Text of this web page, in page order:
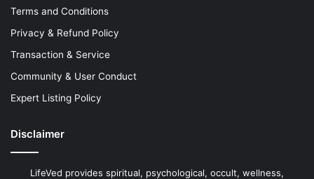
Terms and Conditions
Privacy & Refund Policy
Transaction & Service
Community & User Conduct
Expert Listing Policy
Disclaimer
LifeVed provides spiritual, psychological, occult, wellness,